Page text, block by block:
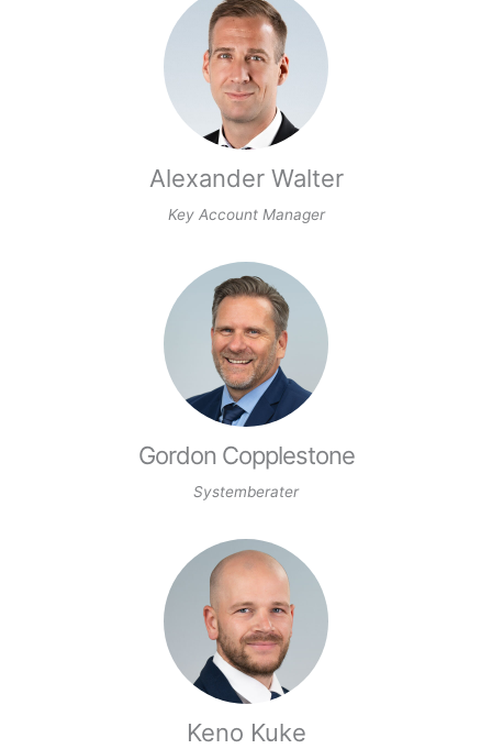
Alexander Walter
Key Account Manager
Gordon Copplestone
Systemberater
Keno Kuke